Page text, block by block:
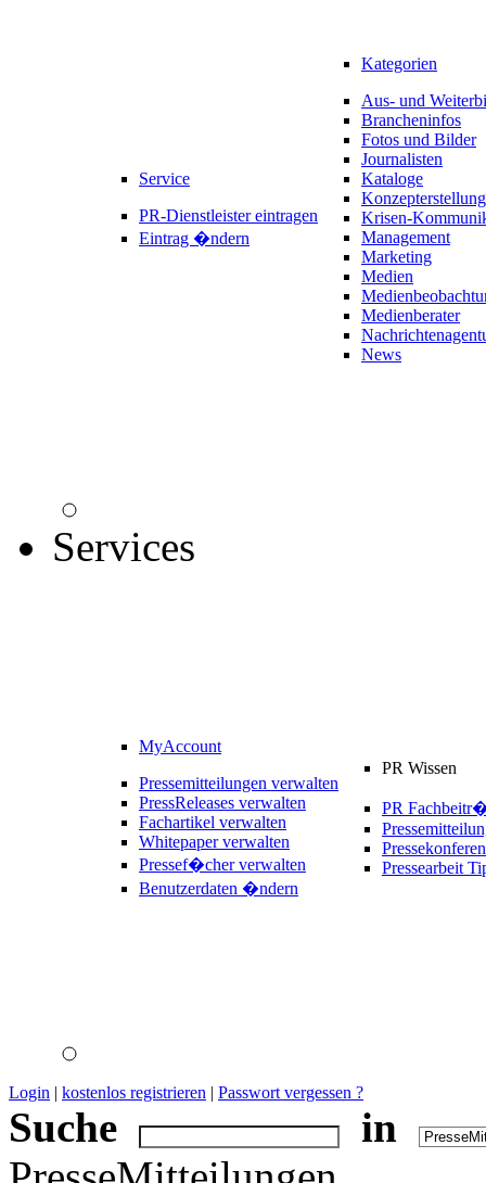
Service
PR-Dienstleister eintragen
Eintrag �ndern
Kategorien
Aus- und
Brancheninfos
Fotos und Bilder
Journalisten
Kataloge
Konzepterstellung
Krisen-
Management
Marketing
Medien
Medienberater
News
Services
MyAccount
Pressemitteilungen verwalten
PressReleases verwalten
Fachartikel verwalten
Whitepaper verwalten
Pressef�cher verwalten
Benutzerdaten �ndern
PR Wissen
PR
Pressearbeit
Login | kostenlos registrieren | Passwort vergessen ?
Suche
in